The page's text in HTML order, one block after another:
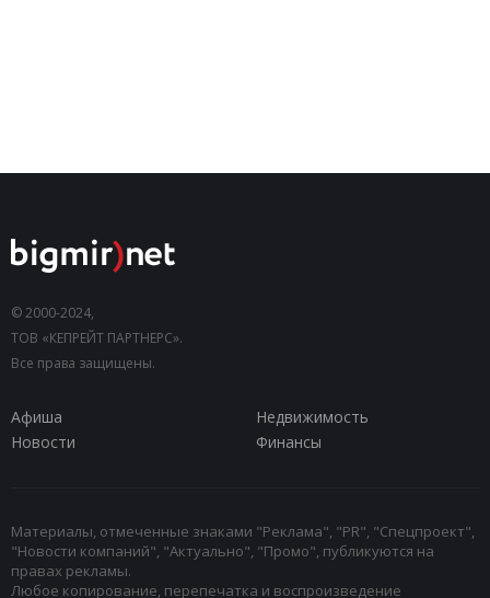
© 2000-2024,
ТОВ «КЕПРЕЙТ ПАРТНЕРС».
Все права защищены.
Афиша
Недвижимость
Новости
Финансы
Материалы, отмеченные знаками "Реклама", "PR", "Спецпроект",
"Новости компаний", "Актуально", "Промо", публикуются на
правах рекламы.
Любое копирование, перепечатка и воспроизведение